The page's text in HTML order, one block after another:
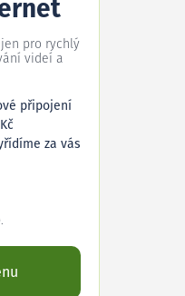
pro rychlý
videí a
připojení
za vás